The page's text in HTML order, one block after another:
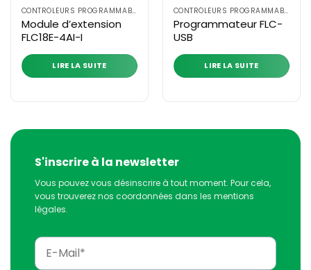
CONTRÔLEURS PROGRAMMABLES PLC SÉRIE FLC
Module d’extension
FLC18E-4AI-I
LIRE LA SUITE
CONTRÔLEURS PROGRAMMABLES PLC SÉRIE FLC
Programmateur FLC-
USB
LIRE LA SUITE
S'inscrire à la newsletter
Vous pouvez vous désinscrire à tout moment. Pour cela,
vous trouverez nos coordonnées dans les mentions
légales.